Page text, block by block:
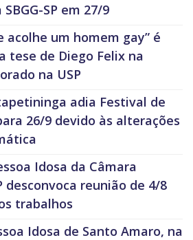
SP em 27/9
acolhe um homem gay” é
tese de Diego Felix na
na USP
adia Festival de
26/9 devido às alterações
Idosa da Câmara
desconvoca reunião de 4/8
trabalhos
Idosa de Santo Amaro, na